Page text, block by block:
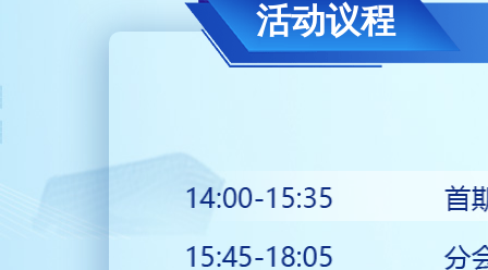
活动议程